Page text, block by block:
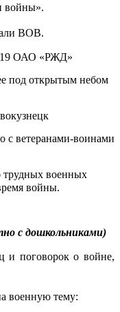
войны».
ВОВ.
ОАО «РЖД»
под открытым небом
с ветеранами-воинами
трудных военных
войны.
с дошкольниками)
и поговорок о войне,
военную тему: